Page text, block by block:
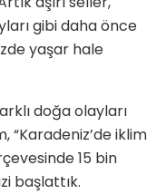
gibi daha önce
yaşar hale
doğa olayları
“Karadeniz’de iklim
15 bin
başlattık.